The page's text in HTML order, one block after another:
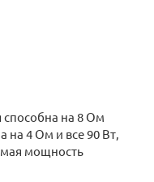
на 8 Ом
на 4 Ом и все 90 Вт,
мощность